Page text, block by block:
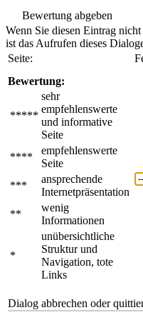
Bewertung abgeben
Wenn Sie diesen Eintrag
ist das Aufrufen dieses
Seite:
Bewertung:
*****
sehr
empfehlenswerte
und informative
Seite
****
empfehlenswerte
Seite
***
ansprechende
Internetpräsentation
**
wenig
Informationen
*
unübersichtliche
Struktur und
Navigation, tote
Links
Dialog abbrechen oder